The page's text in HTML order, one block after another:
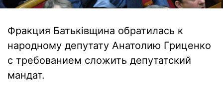
Фракция Батьківщина обратилась к
народному депутату Анатолию Гриценко
с требованием сложить депутатский
мандат.